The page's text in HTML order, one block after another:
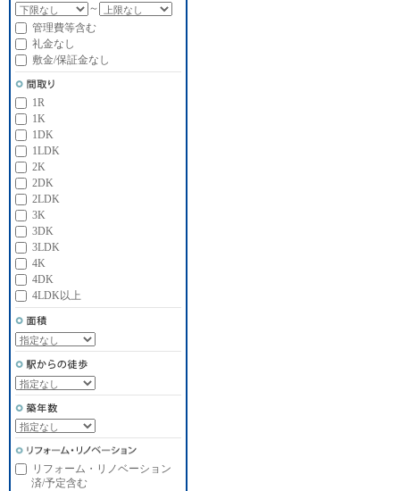
～
管理費等含む
礼金なし
敷金/保証金なし
1R
1K
1DK
1LDK
2K
2DK
2LDK
3K
3DK
3LDK
4K
4DK
4LDK以上
リフォーム・リノベーション
済/予定含む